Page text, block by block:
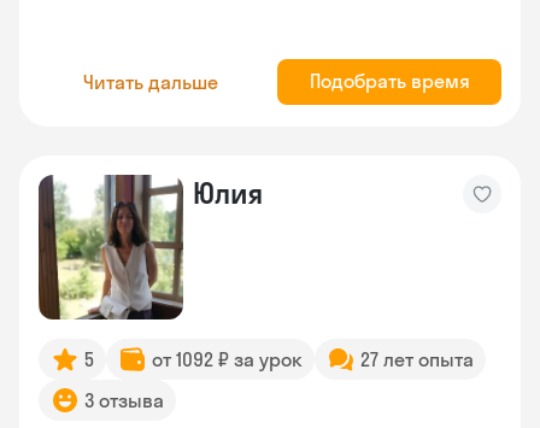
Читать дальше Подобрать время
Юлия
5 от 1092 ₽ за урок
27 лет опыта
3 отзыва